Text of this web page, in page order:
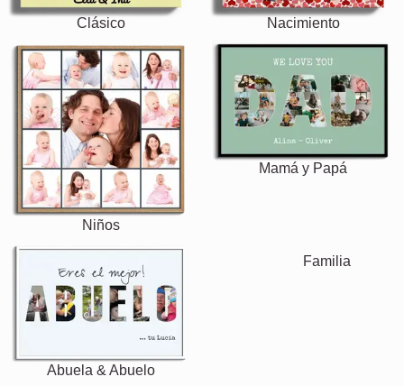
Clásico Nacimiento
Niños
Mamá y Papá
Abuela & Abuelo